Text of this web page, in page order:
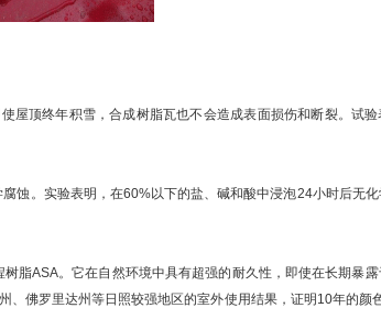
屋顶终年积雪，合成树脂瓦也不会造成表面损伤和断裂。试
蚀。实验表明，在60%以下的盐、碱和酸中浸泡24小时后无化
脂ASA。它在自然环境中具有超强的耐久性，即使在长期暴
、佛罗里达州等日照较强地区的室外使用结果，证明10年的颜